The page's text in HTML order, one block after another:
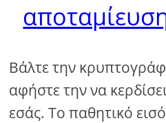
Βάλτε την
αφήστε την να
εσάς. Το παθητικό